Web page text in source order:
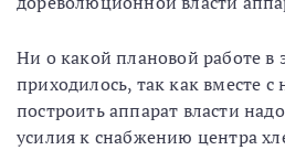
Ни о какой плановой работе в
приходилось, так как вместе
построить аппарат власти
усилия к снабжению центра